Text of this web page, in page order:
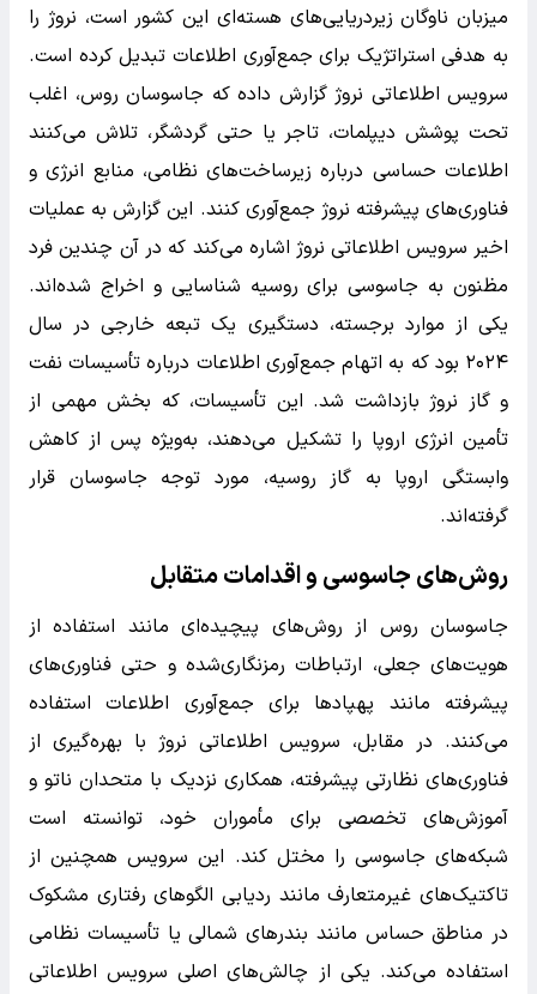
میزبان ناوگان زیردریایی‌های هسته‌ای این کشور است، نروژ را
به هدفی استراتژیک برای جمع‌آوری اطلاعات تبدیل کرده است.
سرویس اطلاعاتی نروژ گزارش داده که جاسوسان روس، اغلب
تحت پوشش دیپلمات، تاجر یا حتی گردشگر، تلاش می‌کنند
اطلاعات حساسی درباره زیرساخت‌های نظامی، منابع انرژی و
فناوری‌های پیشرفته نروژ جمع‌آوری کنند. این گزارش به عملیات
اخیر سرویس اطلاعاتی نروژ اشاره می‌کند که در آن چندین فرد
مظنون به جاسوسی برای روسیه شناسایی و اخراج شده‌اند.
یکی از موارد برجسته، دستگیری یک تبعه خارجی در سال
۲۰۲۴ بود که به اتهام جمع‌آوری اطلاعات درباره تأسیسات نفت
و گاز نروژ بازداشت شد. این تأسیسات، که بخش مهمی از
تأمین انرژی اروپا را تشکیل می‌دهند، به‌ویژه پس از کاهش
وابستگی اروپا به گاز روسیه، مورد توجه جاسوسان قرار
گرفته‌اند.
روش‌های جاسوسی و اقدامات متقابل
جاسوسان روس از روش‌های پیچیده‌ای مانند استفاده از
هویت‌های جعلی، ارتباطات رمزنگاری‌شده و حتی فناوری‌های
پیشرفته مانند پهپادها برای جمع‌آوری اطلاعات استفاده
می‌کنند. در مقابل، سرویس اطلاعاتی نروژ با بهره‌گیری از
فناوری‌های نظارتی پیشرفته، همکاری نزدیک با متحدان ناتو و
آموزش‌های تخصصی برای مأموران خود، توانسته است
شبکه‌های جاسوسی را مختل کند. این سرویس همچنین از
تاکتیک‌های غیرمتعارف مانند ردیابی الگوهای رفتاری مشکوک
در مناطق حساس مانند بندرهای شمالی یا تأسیسات نظامی
استفاده می‌کند. یکی از چالش‌های اصلی سرویس اطلاعاتی